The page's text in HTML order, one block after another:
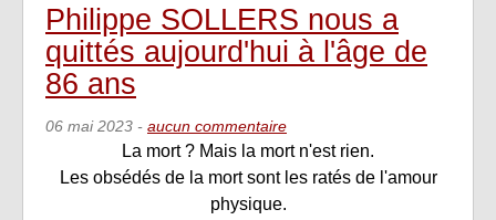
Philippe SOLLERS nous a
quittés aujourd'hui à l'âge de
86 ans
06 mai 2023 - aucun commentaire
La mort ? Mais la mort n'est rien.
Les obsédés de la mort sont les ratés de l'amour
physique.